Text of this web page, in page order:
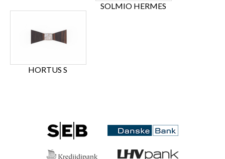
SOLMIO HERMES
HORTUS S